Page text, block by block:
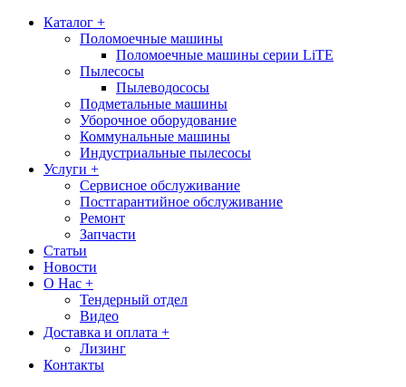
Каталог +
Поломоечные машины
Поломоечные машины серии LiTE
Пылесосы
Пылеводососы
Подметальные машины
Уборочное оборудование
Коммунальные машины
Индустриальные пылесосы
Услуги +
Сервисное обслуживание
Постгарантийное обслуживание
Ремонт
Запчасти
Статьи
Новости
О Нас +
Тендерный отдел
Видео
Доставка и оплата +
Лизинг
Контакты